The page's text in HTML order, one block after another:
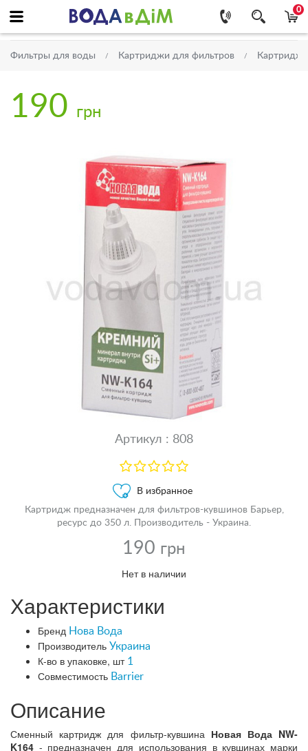
0
Фильтры для воды Картриджи для фильтров
190 грн
Артикул : 808
В избранное
Картридж предназначен для фильтров-кувшинов Барьер,
ресурс до 350 л. Производитель - Украина.
190 грн
Нет в наличии
Характеристики
Бренд Нова Вода
Производитель Украина
К-во в упаковке, шт 1
Совместимость Barrier
Описание
Сменный картридж для фильтр-кувшина Новая Вода NW-
K164 - предназначен для использования в кувшинах марки